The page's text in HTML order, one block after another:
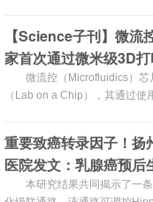
胃溃疡和细菌感染的抗微生物
比地塞米松安全。
【Science子刊】微流
家首次通过微米级3D
学检验的多功能曲面微
微流控（Microfluidics）芯
（Lab on a Chip），其通过
景。近日，美国科学家首次通
于医学检验的多功能曲面微流
重要致癌转录因子！扬
医院发文：乳腺癌预后
疗靶点
本研究结果共同揭示了一